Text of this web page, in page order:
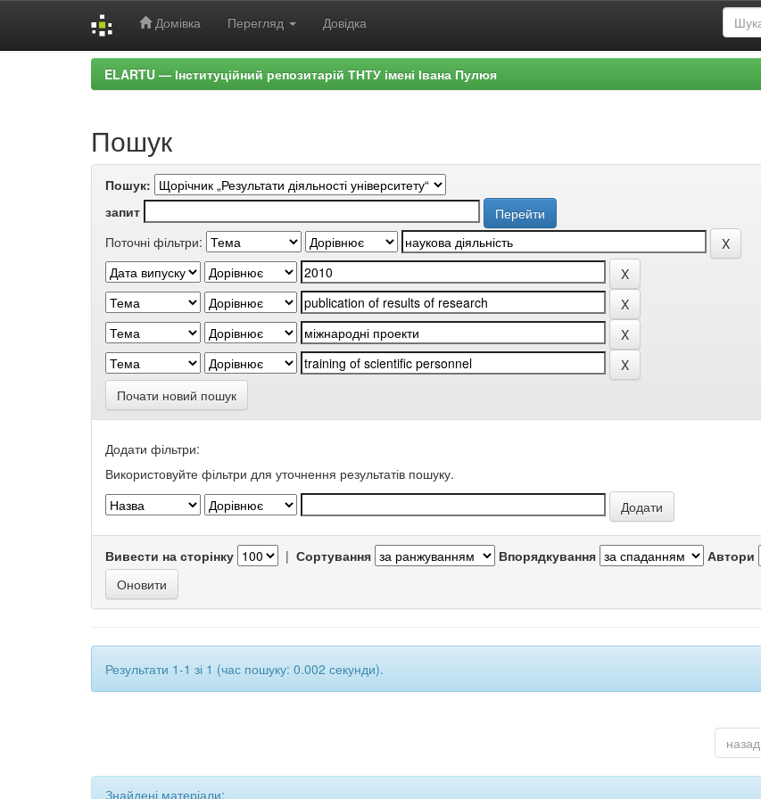
Домівка Перегляд Довідка
ELARTU — Інституційний репозитарій ТНТУ імені Івана Пулюя
Пошук
Пошук:
запит
Поточні фільтри:
Почати новий пошук
Додати фільтри:
Використовуйте фільтри для уточнення результатів пошуку.
Вивести на сторінку | Сортування Впорядкування Автори
Результати 1-1 зі 1 (час пошуку: 0.002 секунди).
назад
Знайдені матеріали: